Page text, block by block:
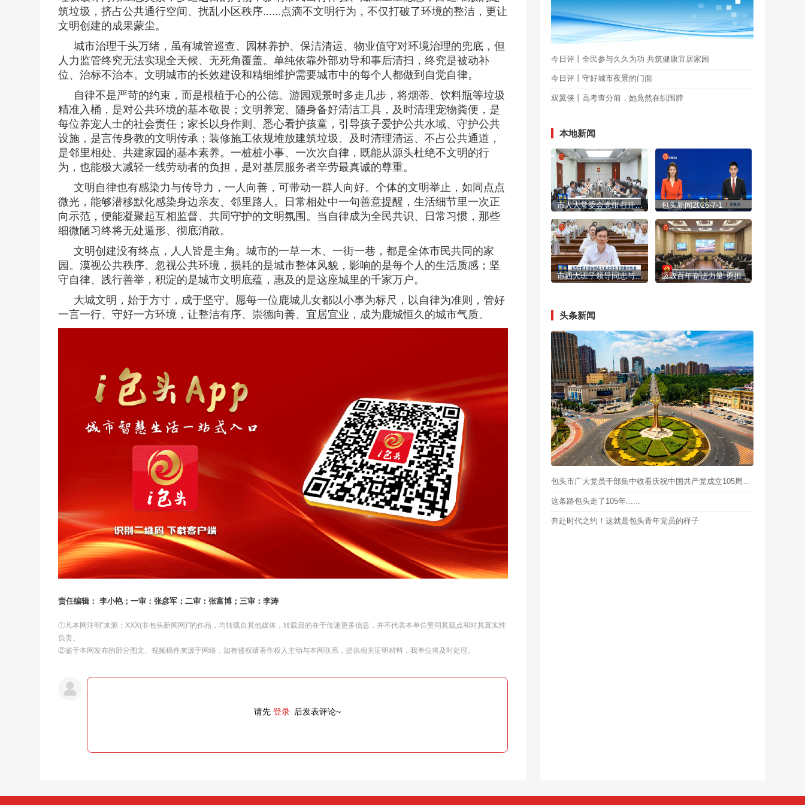
筑垃圾，挤占公共通行空间、扰乱小区秩序......点滴不文明行为，不仅打破了环境的整洁，更让
文明创建的成果蒙尘。
城市治理千头万绪，虽有城管巡查、园林养护、保洁清运、物业值守对环境治理的兜底，但
人力监管终究无法实现全天候、无死角覆盖。单纯依靠外部劝导和事后清扫，终究是被动补
位、治标不治本。文明城市的长效建设和精细维护需要城市中的每个人都做到自觉自律。
自律不是严苛的约束，而是根植于心的公德。游园观景时多走几步，将烟蒂、饮料瓶等垃圾
精准入桶，是对公共环境的基本敬畏；文明养宠、随身备好清洁工具，及时清理宠物粪便，是
每位养宠人士的社会责任；家长以身作则、悉心看护孩童，引导孩子爱护公共水域、守护公共
设施，是言传身教的文明传承；装修施工依规堆放建筑垃圾、及时清理清运、不占公共通道，
是邻里相处、共建家园的基本素养。一桩桩小事、一次次自律，既能从源头杜绝不文明的行
为，也能极大减轻一线劳动者的负担，是对基层服务者辛劳最真诚的尊重。
文明自律也有感染力与传导力，一人向善，可带动一群人向好。个体的文明举止，如同点点
微光，能够潜移默化感染身边亲友、邻里路人。日常相处中一句善意提醒，生活细节里一次正
向示范，便能凝聚起互相监督、共同守护的文明氛围。当自律成为全民共识、日常习惯，那些
细微陋习终将无处遁形、彻底消散。
文明创建没有终点，人人皆是主角。城市的一草一木、一街一巷，都是全体市民共同的家
园。漠视公共秩序、忽视公共环境，损耗的是城市整体风貌，影响的是每个人的生活质感；坚
守自律、践行善举，积淀的是城市文明底蕴，惠及的是这座城里的千家万户。
大城文明，始于方寸，成于坚守。愿每一位鹿城儿女都以小事为标尺，以自律为准则，管好
一言一行、守好一方环境，让整洁有序、崇德向善、宜居宜业，成为鹿城恒久的城市气质。
责任编辑： 李小艳；一审：张彦军；二审：张富博；三审：李涛
①凡本网注明“来源：XXX(非包头新闻网)”的作品，均转载自其他媒体，转载目的在于传递更多信息，并不代表本单位赞同其观点和对其真实性
负责。
②鉴于本网发布的部分图文、视频稿件来源于网络，如有侵权请著作权人主动与本网联系，提供相关证明材料，我单位将及时处理。
请先 登录 后发表评论~
今日评丨全民参与久久为功 共筑健康宜居家园
今日评丨守好城市夜景的门面
双翼侠丨高考查分前，她竟然在织围脖
本地新闻
市人大常委会党组召开（扩大）会议 包头新闻2026-7-1
市四大班子领导同志与机关党员干部集中收看庆祝中国共产党成立105周年大会现场直播 汲取百年奋进力量 勇担时代复兴使命
头条新闻
包头市广大党员干部集中收看庆祝中国共产党成立105周年大会
这条路包头走了105年......
奔赴时代之约！这就是包头青年党员的样子